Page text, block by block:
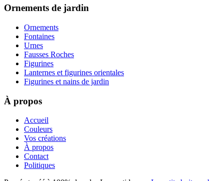
Ornements de jardin
Ornements
Fontaines
Urnes
Fausses Roches
Figurines
Lanternes et figurines orientales
Figurines et nains de jardin
À propos
Accueil
Couleurs
Vos créations
À propos
Contact
Politiques